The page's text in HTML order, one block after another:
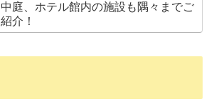
中庭、ホテル館内の施設も隅々までご
紹介！